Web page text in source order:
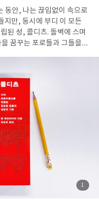
지만, 동시에 부디 이 모든
된 성, 콜디츠. 돌벽에 스며
꿈꾸는 포로들과 그들을
를 제작하며 탈출을 시도
럽지만, 그것이 곧 절망의 또
자유를 향한 갈망이 이토록
에 없었던 현실이 책 속에서
가 가장 날카롭게 드러내는
춰진 인간 군상의 복잡한 그
내부의 갈등, 인도인 의사 마
누린 프로미넨테와 이름 없
의 대결이 아니었고, 인간
하게 드러나는 무대였다.
리 이것이 허구였기를, 존
든 이야기는 실제로 일어났
있다. 《콜디츠》는 냉혹
첨
부
1